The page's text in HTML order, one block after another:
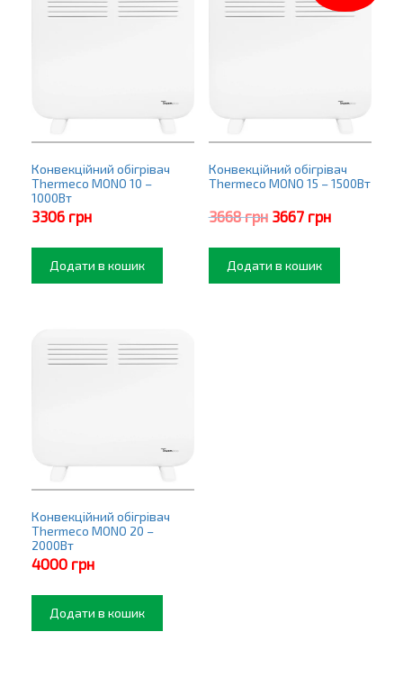
Конвекційний обігрівач
Thermeco MONO 10 –
1000Вт
3306 грн
Додати в кошик
Конвекційний обігрівач
Thermeco MONO 15 – 1500Вт
3668грн Оригінальна
3667 грнПоточна
Додати в кошик
Конвекційний обігрівач
Thermeco MONO 20 –
2000Вт
4000 грн
Додати в кошик